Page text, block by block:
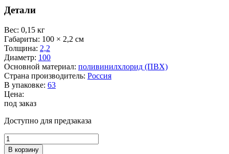
Детали
Вес: 0,15 кг
Габариты: 100 × 2,2 см
Толщина: 2,2
Диаметр: 100
Основной материал: поливинилхлорид (ПВХ)
Страна производитель: Россия
В упаковке: 63
Цена:
под заказ
Доступно для предзаказа
Количество
товара
В корзину